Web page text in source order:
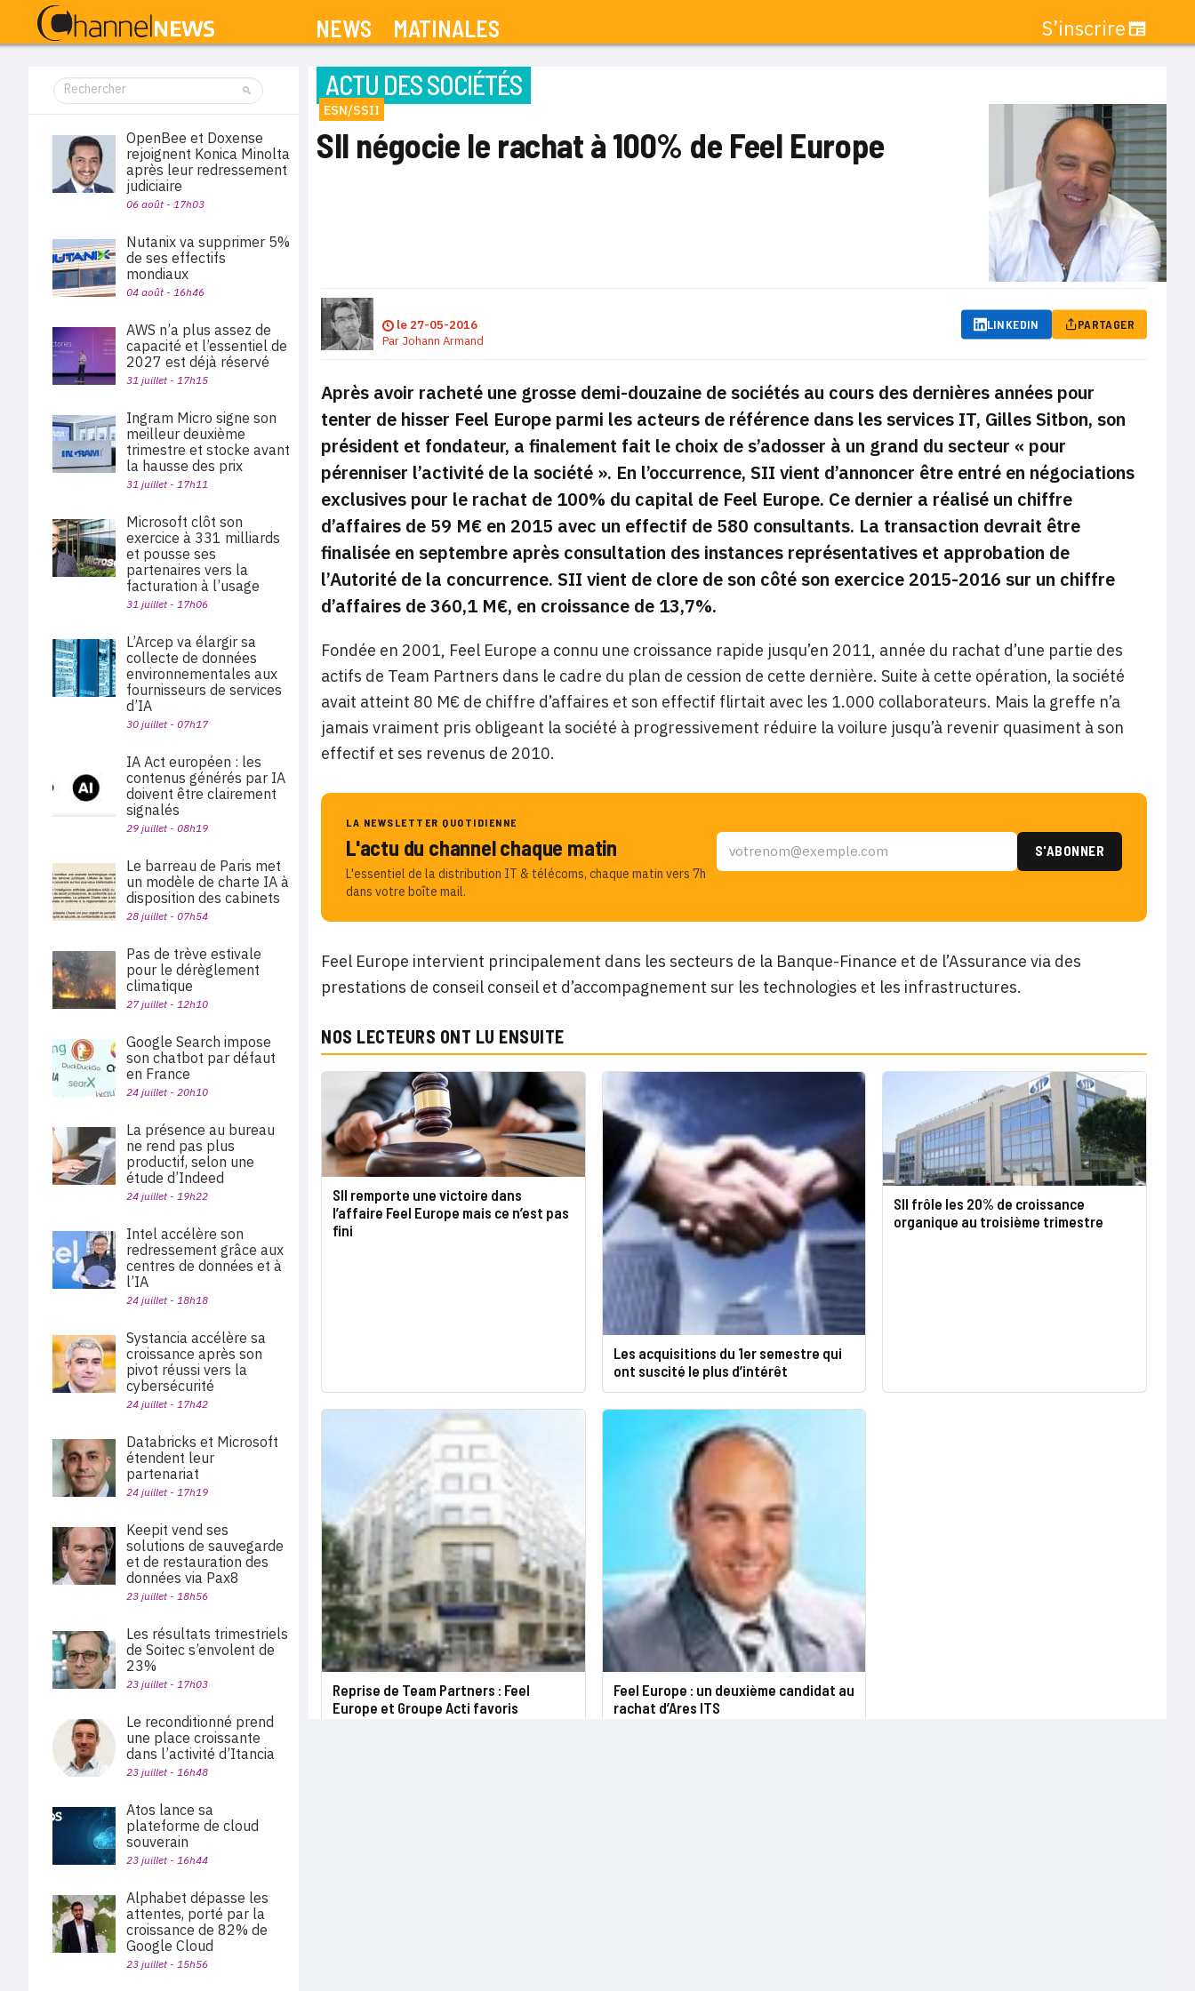
NEWS MATINALES S’inscrire
ACTU DES SOCIÉTÉS
ESN/SSII
SII négocie le rachat à 100% de Feel Europe
le 27-05-2016
Par Johann Armand
LINKEDIN PARTAGER
Après avoir racheté une grosse demi-douzaine de sociétés au cours des dernières années pour
tenter de hisser Feel Europe parmi les acteurs de référence dans les services IT, Gilles Sitbon, son
président et fondateur, a finalement fait le choix de s’adosser à un grand du secteur « pour
pérenniser l’activité de la société ». En l’occurrence, SII vient d’annoncer être entré en négociations
exclusives pour le rachat de 100% du capital de Feel Europe. Ce dernier a réalisé un chiffre
d’affaires de 59 M€ en 2015 avec un effectif de 580 consultants. La transaction devrait être
finalisée en septembre après consultation des instances représentatives et approbation de
l’Autorité de la concurrence. SII vient de clore de son côté son exercice 2015-2016 sur un chiffre
d’affaires de 360,1 M€, en croissance de 13,7%.
Fondée en 2001, Feel Europe a connu une croissance rapide jusqu’en 2011, année du rachat d’une partie des
actifs de Team Partners dans le cadre du plan de cession de cette dernière. Suite à cette opération, la société
avait atteint 80 M€ de chiffre d’affaires et son effectif flirtait avec les 1.000 collaborateurs. Mais la greffe n’a
jamais vraiment pris obligeant la société à progressivement réduire la voilure jusqu’à revenir quasiment à son
effectif et ses revenus de 2010.
LA NEWSLETTER QUOTIDIENNE
L'actu du channel chaque matin
L'essentiel de la distribution IT & télécoms, chaque matin vers 7h
dans votre boîte mail.
Feel Europe intervient principalement dans les secteurs de la Banque-Finance et de l’Assurance via des
prestations de conseil conseil et d’accompagnement sur les technologies et les infrastructures.
NOS LECTEURS ONT LU ENSUITE
SII remporte une victoire dans
l’affaire Feel Europe mais ce n’est pas
fini
Les acquisitions du 1er semestre qui
ont suscité le plus d’intérêt
SII frôle les 20% de croissance
organique au troisième trimestre
Reprise de Team Partners : Feel
Europe et Groupe Acti favoris
Feel Europe : un deuxième candidat au
rachat d’Ares ITS
OpenBee et Doxense
rejoignent Konica Minolta
après leur redressement
judiciaire
06 août - 17h03
Nutanix va supprimer 5%
de ses effectifs
mondiaux
04 août - 16h46
AWS n’a plus assez de
capacité et l’essentiel de
2027 est déjà réservé
31 juillet - 17h15
Ingram Micro signe son
meilleur deuxième
trimestre et stocke avant
la hausse des prix
31 juillet - 17h11
Microsoft clôt son
exercice à 331 milliards
et pousse ses
partenaires vers la
facturation à l’usage
31 juillet - 17h06
L’Arcep va élargir sa
collecte de données
environnementales aux
fournisseurs de services
d’IA
30 juillet - 07h17
IA Act européen : les
contenus générés par IA
doivent être clairement
signalés
29 juillet - 08h19
Le barreau de Paris met
un modèle de charte IA à
disposition des cabinets
28 juillet - 07h54
Pas de trève estivale
pour le dérèglement
climatique
27 juillet - 12h10
Google Search impose
son chatbot par défaut
en France
24 juillet - 20h10
La présence au bureau
ne rend pas plus
productif, selon une
étude d’Indeed
24 juillet - 19h22
Intel accélère son
redressement grâce aux
centres de données et à
l’IA
24 juillet - 18h18
Systancia accélère sa
croissance après son
pivot réussi vers la
cybersécurité
24 juillet - 17h42
Databricks et Microsoft
étendent leur
partenariat
24 juillet - 17h19
Keepit vend ses
solutions de sauvegarde
et de restauration des
données via Pax8
23 juillet - 18h56
Les résultats trimestriels
de Soitec s’envolent de
23%
23 juillet - 17h03
Le reconditionné prend
une place croissante
dans l’activité d’Itancia
23 juillet - 16h48
Atos lance sa
plateforme de cloud
souverain
23 juillet - 16h44
Alphabet dépasse les
attentes, porté par la
croissance de 82% de
Google Cloud
23 juillet - 15h56